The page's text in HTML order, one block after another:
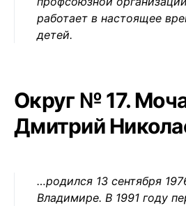
работает в настоящее
детей.
Округ № 17.
Дмитрий
…родился 13 сентября
Владимире. В 1991 году